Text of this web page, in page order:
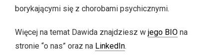
borykającymi się z chorobami psychicznymi.
Więcej na temat Dawida znajdziesz w jego BIO na
stronie “o nas” oraz na LinkedIn.